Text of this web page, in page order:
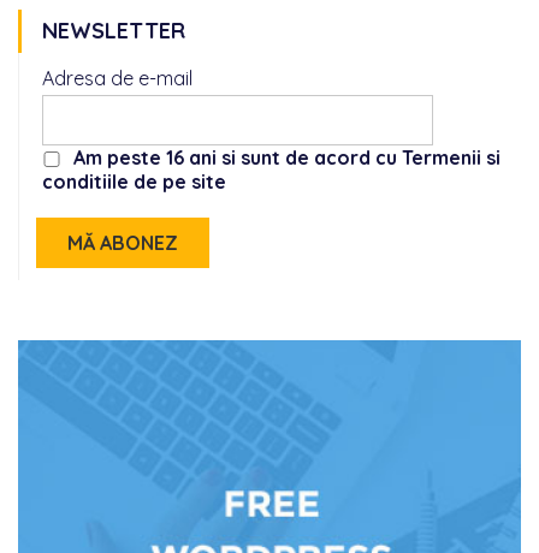
NEWSLETTER
Adresa de e-mail
Am peste 16 ani si sunt de acord cu Termenii si
conditiile de pe site